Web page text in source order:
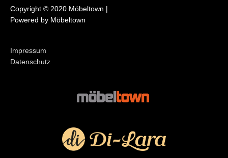
Copyright © 2020 Möbeltown |
Powered by Möbeltown
Impressum
Datenschutz